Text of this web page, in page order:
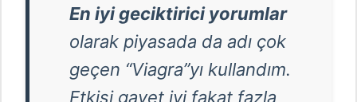
En iyi geciktirici yorumlar
olarak piyasada da adı çok
geçen “Viagra”yı kullandım.
Etkisi gayet iyi fakat fazla